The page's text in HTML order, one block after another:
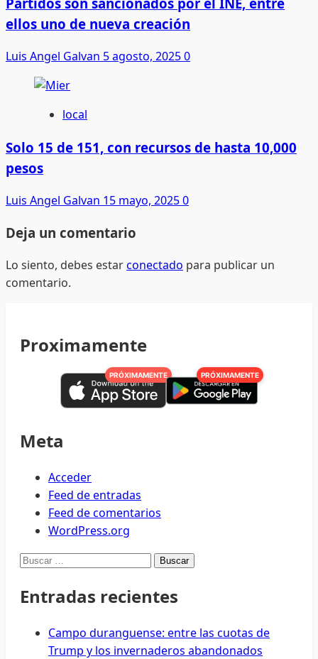
ellos uno de nueva creación
Luis Angel Galvan 5 agosto, 20250
local
Solo 15 de 151, con recursos de hasta 10,000
pesos
Luis Angel Galvan 15 mayo, 20250
Deja un comentario
Lo siento, debes estarconectado para publicar un
comentario.
Proximamente
PRÓXIMAMENTE PRÓXIMAMENTE
Meta
Acceder
Feed de entradas
Feed de comentarios
WordPress.org
Buscar:
Entradas recientes
Campo duranguense: entre las cuotas de
Trump y los invernaderos abandonados